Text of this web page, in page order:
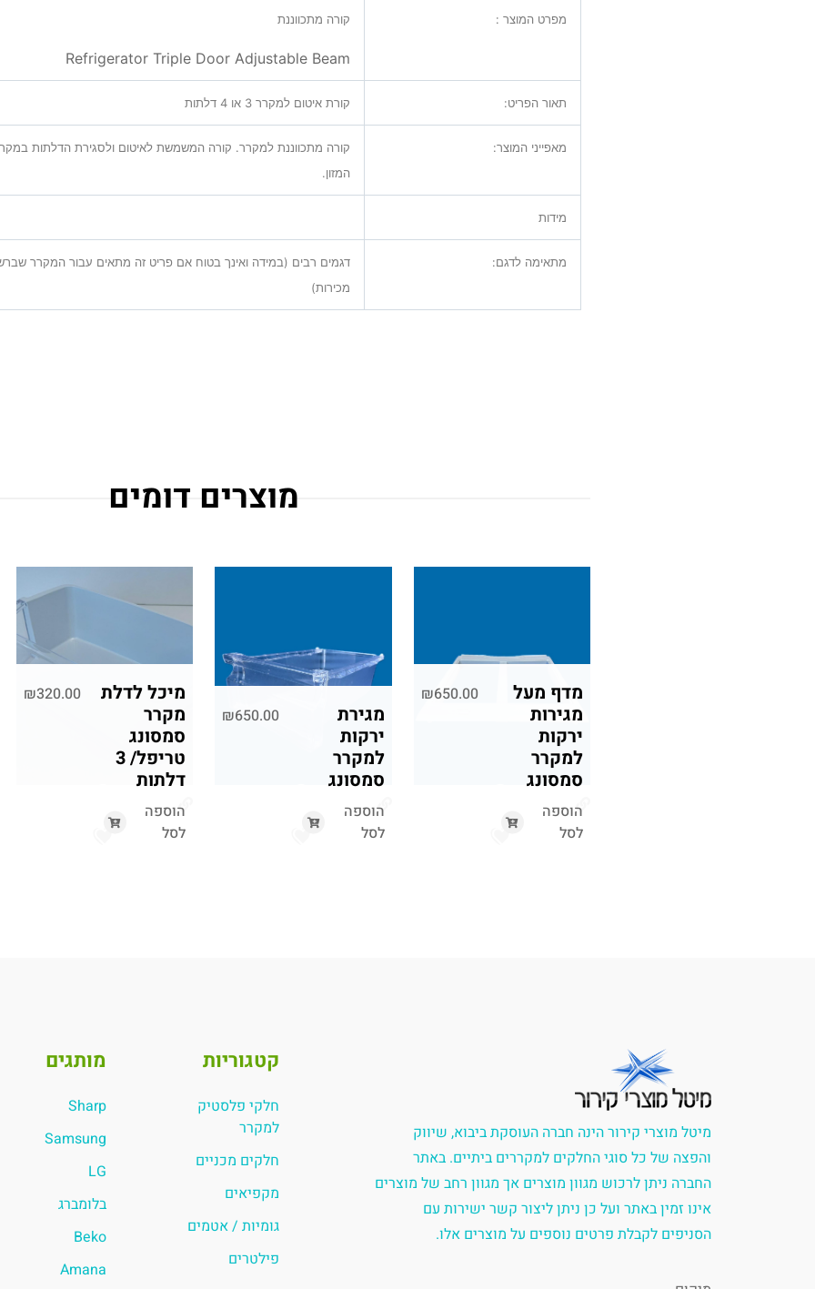
מפרט המוצר : קורה מתכווננת
Refrigerator Triple Door Adjustable Beam
תאור הפריט: קורת איטום למקרר 3 או 4 דלתות
מאפייני המוצר:
קורה מתכווננת למקרר. קורה המשמשת לאיטום ולסגירת הדלתות
המזון.
מידות
מתאימה לדגם:
דגמים רבים (במידה ואינך בטוח אם פריט זה מתאים עבור המקרר
מכירות)
מוצרים דומים
מדף מעל
מגירות
ירקות
למקרר
סמסונג
הוספה
לסל
₪650.00
מגירת
ירקות
למקרר
סמסונג
הוספה
לסל
₪650.00
מיכל לדלת
מקרר
סמסונג
טריפל/ 3
דלתות
הוספה
לסל
₪320.00
מיטל מוצרי קירור הינה חברה העוסקת ביבוא, שיווק
והפצה של כל סוגי החלקים למקררים ביתיים. באתר
החברה ניתן לרכוש מגוון מוצרים אך מגוון רחב של מוצרים
אינו זמין באתר ועל כן ניתן ליצור קשר ישירות עם
הסניפים לקבלת פרטים נוספים על מוצרים אלו.
קטגוריות
חלקי פלסטיק
למקרר
חלקים מכניים
מקפיאים
גומיות / אטמים
פילטרים
מותגים
Sharp
Samsung
LG
בלומברג
Beko
Amana